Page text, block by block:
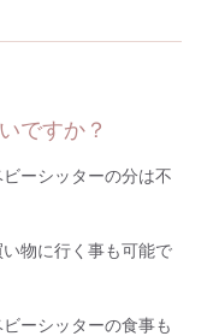
ですか？
ーシッターの分は不
物に行く事も可能で
ーシッターの食事も